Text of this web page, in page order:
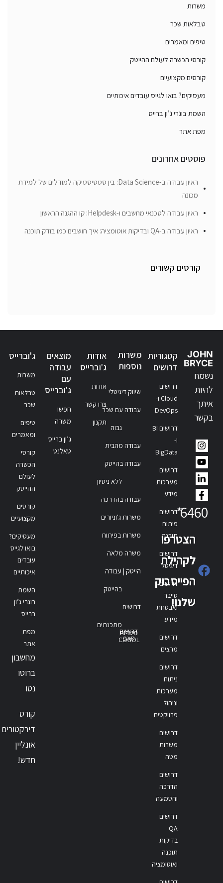
משרות
טבלאות שכר
טיפים ומאמרים
קורסי הכשרה לעולם ההייטק
קורסים מקצועיים
מעסיקים? בואו לגייס עובדים איכותיים
השמת בוגרי ג’ון ברייס
מפת אתר
פוסטים אחרונים
ראיון עבודה ב-Data Science: בין סטטיסטיקה למודלים של למידת
מכונה
ראיון עבודה לטכנאי מחשבים ו-Helpdesk: קו ההגנה הראשון
ראיון עבודה ב-QA ובדיקות אוטומציה: איך חושבים כמו בודק תוכנה
קורסים קשורים
JOHN
BRYCE
נשמח
להיות
איתך
בקשר
6460
*
הצטרפו
לקהילת
הפייסבוק
שלנו!
קטגוריות
דרושים
דרושים
Cloud ו-
DevOps
דרושים BI
ו-
BigData
דרושים
מערכות
מידע
דרושים
פיתוח
תוכנה
דרושים
דיגיטל
דרושים
סייבר
ואבטחת
מידע
דרושים
מרצים
דרושים
ניתוח
מערכות
וניהול
פרויקטים
דרושים
משרות
מטה
דרושים
הדרכה
והטמעה
דרושים
QA
בדיקות
תוכנה
ואוטומציה
משרות
נוספות
שיווק דיגיטלי
עבודה עם שכר
גבוה
עבודה מהבית
עבודה בהייטק
ללא ניסיון
עבודה בהדרכה
משרות ג'וניורים
משרות בפיתוח
משרה מלאה
הייטק | עבודה
בהייטק
דרושים
מתכנתים
דרושים
סאפ
משרות
COBOL
אודות
ג'וברייס
אודות
צרו קשר
תקנון
מוצאים
עבודה
עם
ג'וברייס
חפשו
משרה
ג’ון ברייס
טאלנט
ג'וברייס
משרות
טבלאות
שכר
טיפים
ומאמרים
קורסי
הכשרה
לעולם
ההייטק
קורסים
מקצועיים
מעסיקים?
בואו לגייס
עובדים
איכותיים
השמת
בוגרי ג’ון
ברייס
מפת
אתר
מחשבון
ברוטו
נטו
קורס
דירקטורים
אונליין
חדש!